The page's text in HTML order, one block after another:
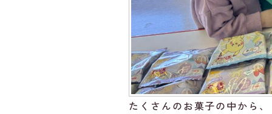
たくさんのお菓子の中から